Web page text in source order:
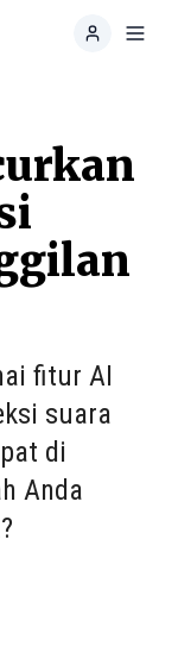
fitur AI
suara
di
Anda